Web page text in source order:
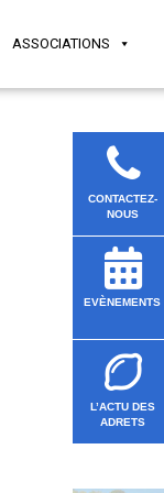
ASSOCIATIONS
CONTACTEZ-
NOUS
EVÈNEMENTS
L’ACTU DES
ADRETS